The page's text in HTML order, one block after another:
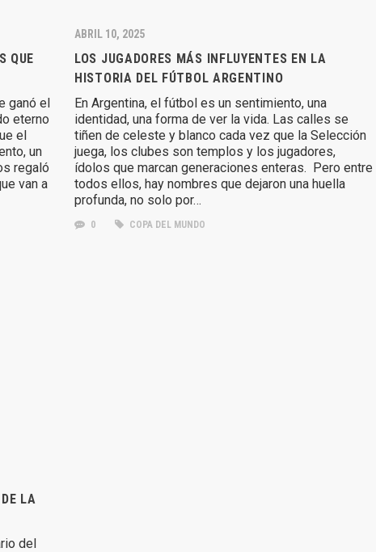
QUE
ganó el
eterno
el
un
regaló
van a
ABRIL 10, 2025
LOS JUGADORES MÁS INFLUYENTES EN LA
HISTORIA DEL FÚTBOL ARGENTINO
En Argentina, el fútbol es un sentimiento, una
identidad, una forma de ver la vida. Las calles se
tiñen de celeste y blanco cada vez que la Selección
juega, los clubes son templos y los jugadores,
ídolos que marcan generaciones enteras. Pero entre
todos ellos, hay nombres que dejaron una huella
profunda, no solo por…
0 COPA DEL MUNDO
LA
del